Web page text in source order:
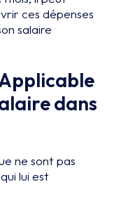
ces dépenses
salaire
dans
ne sont pas
lui est